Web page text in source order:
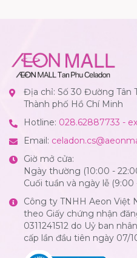
Địa chỉ: Số 30 Đường Tân
Thành phố Hồ Chí Minh
Hotline: 028.62887733 -
Email:
Giờ mở cửa:
Ngày thường (10:00 -
Cuối tuần và ngày lễ (9:00
Công ty TNHH Aeon Việt
theo Giấy chứng nhận
0311241512 do Uỷ ban
cấp lần đầu tiên ngày 07/